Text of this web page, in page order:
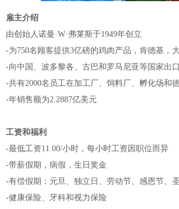
雇主介绍
由创始人诺曼·W·弗莱斯于1949年创立
-为750名顾客提供3亿磅的鸡肉产品，肯德基，
-向中国、波多黎各、古巴和罗马尼亚等国家出
-共有2000名员工在加工厂、饲料厂、孵化场和
-年销售额为2.2887亿美元
工资和福利
-最低工资11.00/小时，每小时工资因职位而异
-带薪假期，病假，生日奖金
-有偿假期：元旦、独立日、劳动节、感恩节、
-健康保险、牙科和视力保险